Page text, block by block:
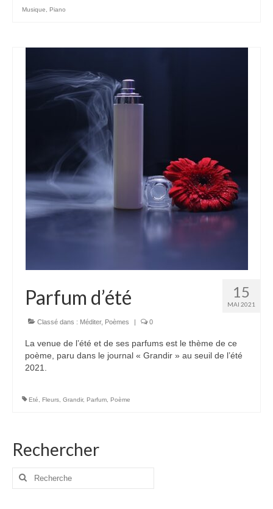
Musique
Piano
15
MAI 2021
Parfum d’été
Classé dans : Méditer, Poèmes | 0
La venue de l’été et de ses parfums est le thème de ce
poème, paru dans le journal « Grandir » au seuil de l’été
2021.
Eté Fleurs Grandir, Parfum Poème
Rechercher
Rechercher